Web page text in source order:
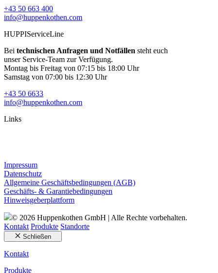
+43 50 663 400
info@huppenkothen.com
HUPPIServiceLine
Bei technischen Anfragen und Notfällen steht euch
unser Service-Team zur Verfügung.
Montag bis Freitag von 07:15 bis 18:00 Uhr
Samstag von 07:00 bis 12:30 Uhr
+43 50 6633
info@huppenkothen.com
Links
Impressum
Datenschutz
Allgemeine Geschäftsbedingungen (AGB)
Geschäfts- & Garantiebedingungen
Hinweisgeberplattform
© 2026 Huppenkothen GmbH | Alle Rechte vorbehalten.
Kontakt Produkte Standorte
Schließen
Kontakt
Produkte